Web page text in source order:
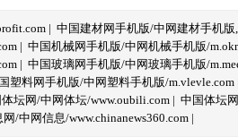
| 中国建材网手机版/中网建材手机版
| 中国机械网手机版/中网机械手机版/
| 中国玻璃网手机版/中网玻璃手机版/
塑料网手机版/中网塑料手机版/m.vlevle.com
坛网/中网体坛/www.oubili.com | 中国体坛
/中网信息/www.chinanews360.com |